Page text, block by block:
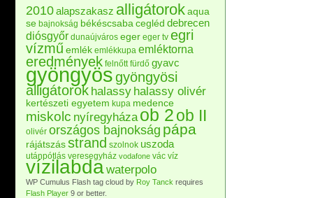
2010alapszakasz alligátorokaqua
se bajnokság békéscsaba cegléd debrecen
diósgyőr dunaújváros eger eger tv egri
vízműemlék emlékkupa emléktorna
eredmények felnőtt fürdő gyavc
gyöngyösgyöngyösi
alligátorok halassy halassy olivér
kertészeti egyetem kupa medence
miskolc nyíregyháza ob 2ob II
olivér országos bajnokság pápa
rájátszás strand szolnok uszoda
utánpótlás veresegyház vodafone vác víz
vízilabdawaterpolo
WP Cumulus Flash tag cloud by Roy Tanck requires
Flash Player 9 or better.